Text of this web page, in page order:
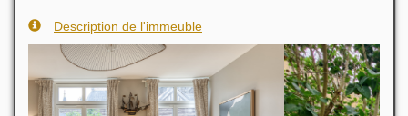
Description de l'immeuble
Previous Next